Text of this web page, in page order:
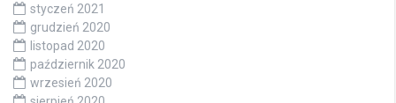
styczeń 2021
grudzień 2020
listopad 2020
październik 2020
wrzesień 2020